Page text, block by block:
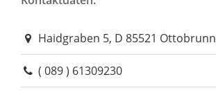
Haidgraben 5, D 85521 Ottobrunn
( 089 ) 61309230